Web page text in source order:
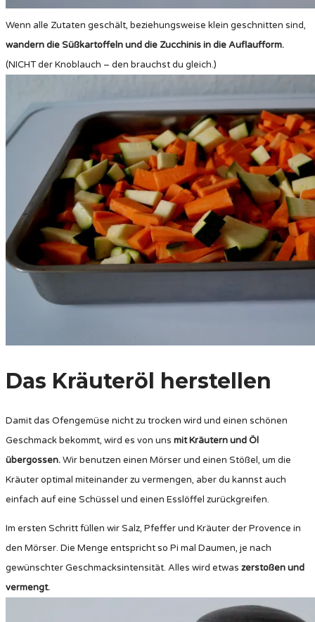
Wenn alle Zutaten geschält, beziehungsweise klein geschnitten sind,
wandern die Süßkartoffeln und die Zucchinis in die Auflaufform.
(NICHT der Knoblauch – den brauchst du gleich.)
Das Kräuteröl herstellen
Damit das Ofengemüse nicht zu trocken wird und einen schönen
Geschmack bekommt, wird es von uns mit Kräutern und Öl
übergossen.Wir benutzen einen Mörser und einen Stößel, um die
Kräuter optimal miteinander zu vermengen, aber du kannst auch
einfach auf eine Schüssel und einen Esslöffel zurückgreifen.
Im ersten Schritt füllen wir Salz, Pfeffer und Kräuter der Provence in
den Mörser. Die Menge entspricht so Pi mal Daumen, je nach
gewünschter Geschmacksintensität. Alles wird etwas zerstoßen und
vermengt.